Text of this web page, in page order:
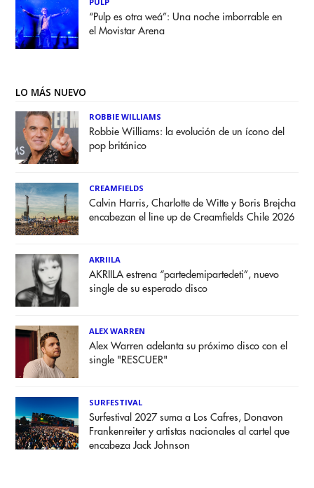
“Pulp es otra weá”: Una noche imborrable en
el Movistar Arena
LO MÁS NUEVO
ROBBIE WILLIAMS
Robbie Williams: la evolución de un ícono del
pop británico
CREAMFIELDS
Calvin Harris, Charlotte de Witte y Boris Brejcha
encabezan el line up de Creamfields Chile 2026
AKRIILA
AKRIILA estrena “partedemipartedeti”, nuevo
single de su esperado disco
ALEX WARREN
Alex Warren adelanta su próximo disco con el
single "RESCUER"
SURFESTIVAL
Surfestival 2027 suma a Los Cafres, Donavon
Frankenreiter y artistas nacionales al cartel que
encabeza Jack Johnson